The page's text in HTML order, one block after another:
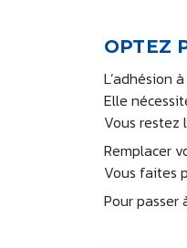
OPTEZ
L’adhésion
Elle
Vous restez
Remplacer
Vous faites
Pour passer